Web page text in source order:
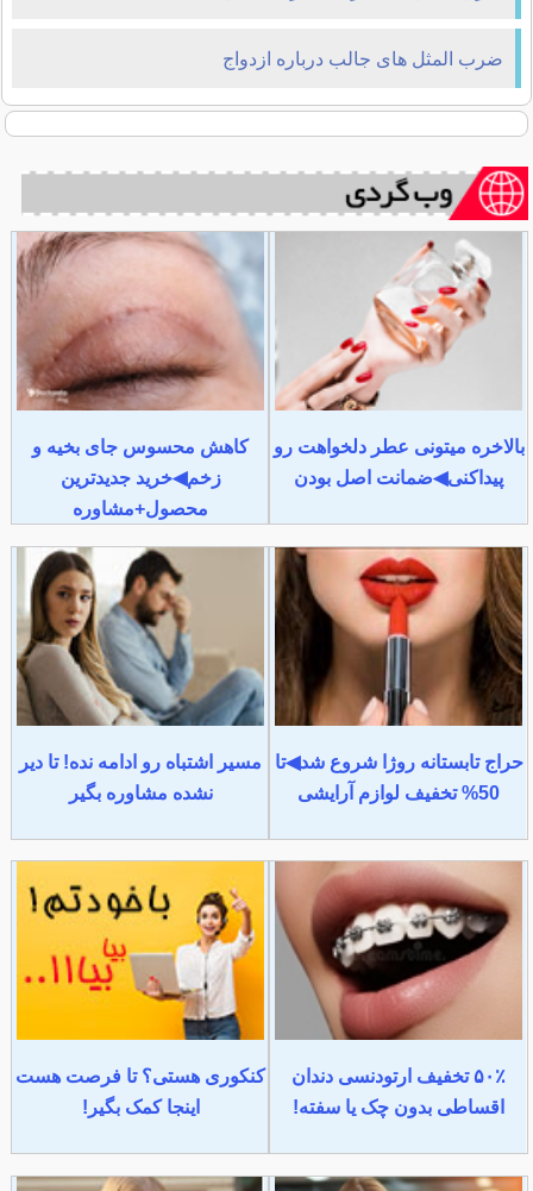
ضرب المثل های جالب درباره ازدواج
بالاخره میتونی عطر دلخواهت رو
پیداکنی◀ضمانت اصل بودن
کاهش محسوس جای بخیه و
زخم◀خرید جدیدترین
محصول+مشاوره
حراج تابستانه روژا شروع شد◀تا
50% تخفیف لوازم آرایشی
مسیر اشتباه رو ادامه نده! تا دیر
نشده مشاوره بگیر
۵۰٪ تخفیف ارتودنسی دندان
اقساطی بدون چک یا سفته!
کنکوری هستی؟ تا فرصت هست
اینجا کمک بگیر!